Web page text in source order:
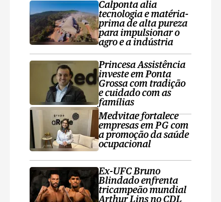
Calponta alia
tecnologia e matéria-
prima de alta pureza
para impulsionar o
agro e a indústria
Princesa Assistência
investe em Ponta
Grossa com tradição
e cuidado com as
famílias
Medvitae fortalece
empresas em PG com
a promoção da saúde
ocupacional
Ex-UFC Bruno
Blindado enfrenta
tricampeão mundial
Arthur Lins no CDL